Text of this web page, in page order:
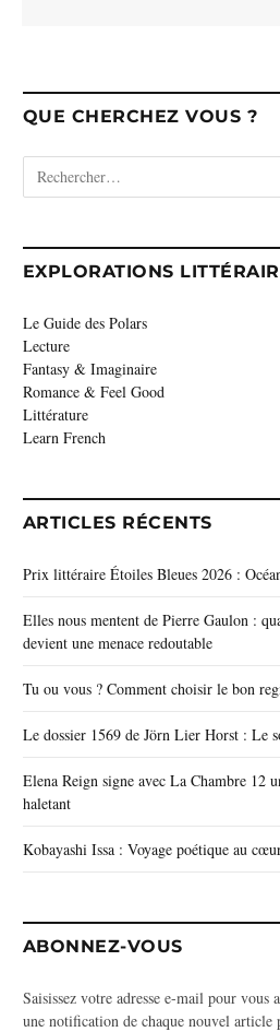
QUE CHERCHEZ VOUS ?
EXPLORATIONS
Le Guide des Polars
Lecture
Fantasy & Imaginaire
Romance & Feel Good
Littérature
Learn French
ARTICLES RÉCENTS
Prix littéraire Étoiles Bleues 2026 :
Elles nous mentent de Pierre Gaulon :
devient une menace redoutable
Tu ou vous ? Comment choisir le bon
Le dossier 1569 de Jörn Lier Horst : Le
Elena Reign signe avec La Chambre 12
haletant
Kobayashi Issa : Voyage poétique au
ABONNEZ-VOUS
Saisissez votre adresse e-mail pour vous
une notification de chaque nouvel article